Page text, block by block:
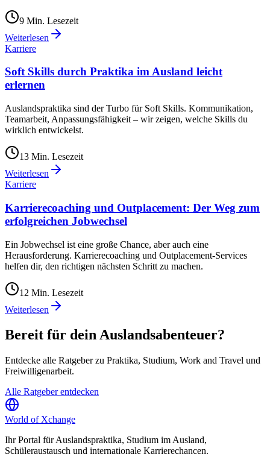
9 Min. Lesezeit
Weiterlesen
Karriere
Soft Skills durch Praktika im Ausland leicht
erlernen
Auslandspraktika sind der Turbo für Soft Skills. Kommunikation,
Teamarbeit, Anpassungsfähigkeit – wir zeigen, welche Skills du
wirklich entwickelst.
13 Min. Lesezeit
Weiterlesen
Karriere
Karrierecoaching und Outplacement: Der Weg zum
erfolgreichen Jobwechsel
Ein Jobwechsel ist eine große Chance, aber auch eine
Herausforderung. Karrierecoaching und Outplacement-Services
helfen dir, den richtigen nächsten Schritt zu machen.
12 Min. Lesezeit
Weiterlesen
Bereit für dein Auslandsabenteuer?
Entdecke alle Ratgeber zu Praktika, Studium, Work and Travel und
Freiwilligenarbeit.
Alle Ratgeber entdecken
World of Xchange
Ihr Portal für Auslandspraktika, Studium im Ausland,
Schüleraustausch und internationale Karrierechancen.